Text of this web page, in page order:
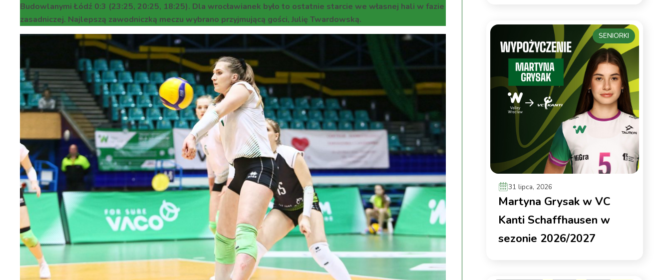
Budowlanymi Łódź 0:3 (23:25, 20:25, 18:25). Dla wrocławianek było to ostatnie starcie we własnej hali w fazie
zasadniczej. Najlepszą zawodniczką meczu wybrano przyjmującą gości, Julię Twardowską.
31 lipca, 2026
Martyna Grysak w VC
Kanti Schaffhausen w
sezonie 2026/2027
SENIORKI